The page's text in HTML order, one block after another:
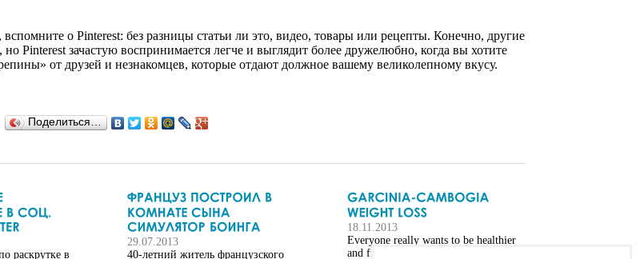
о Pinterest: без разницы статьи ли это, видео, товары или рецепты. Конечно, другие
Pinterest зачастую воспринимается легче и выглядит более дружелюбно, когда вы хотите
от друзей и незнакомцев, которые отдают должное вашему великолепному вкусу.
Поделиться…
раскрутке в
29.07.2013
40-летний житель французского
18.11.2013
Everyone really wants to be healthier
and fit, but inaddition it essential to be